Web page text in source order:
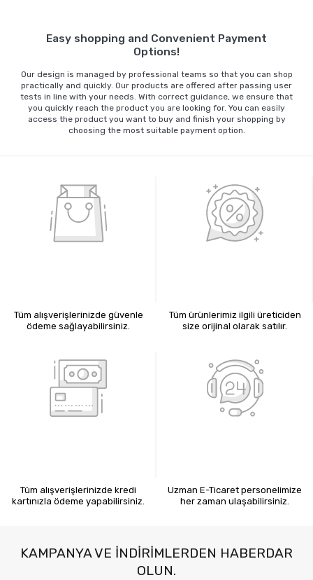
Easy shopping and Convenient Payment
Options!
Our design is managed by professional teams so that you can shop
practically and quickly. Our products are offered after passing user
tests in line with your needs. With correct guidance, we ensure that
you quickly reach the product you are looking for. You can easily
access the product you want to buy and finish your shopping by
choosing the most suitable payment option.
Tüm alışverişlerinizde güvenle
ödeme sağlayabilirsiniz.
Tüm ürünlerimiz ilgili üreticiden
size orijinal olarak satılır.
Tüm alışverişlerinizde kredi
kartınızla ödeme yapabilirsiniz.
Uzman E-Ticaret personelimize
her zaman ulaşabilirsiniz.
KAMPANYA VE INDIRIMLERDEN HABERDAR
OLUN.